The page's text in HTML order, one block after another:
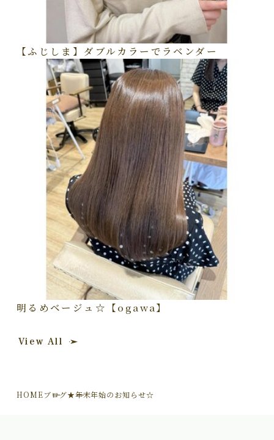
【ふじしま】ダブルカラーでラベンダー
明るめベージュ☆【ogawa】
View All
HOMEブログ★年末年始のお知らせ☆